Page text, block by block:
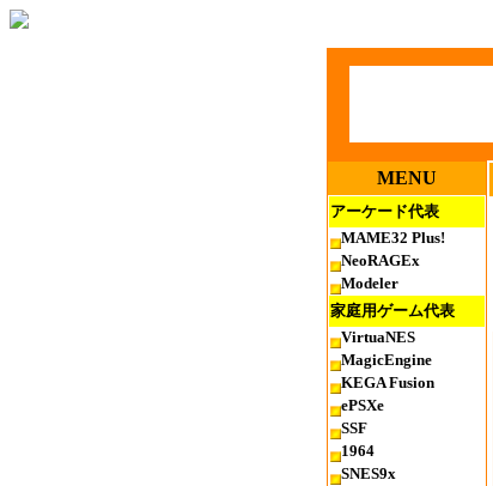
MENU
アーケード代表
MAME32 Plus!
NeoRAGEx
Modeler
家庭用ゲーム代表
VirtuaNES
MagicEngine
KEGA Fusion
ePSXe
SSF
1964
SNES9x